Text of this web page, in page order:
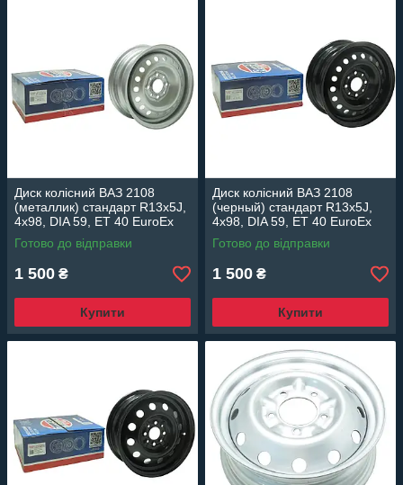
Диск колісний ВАЗ 2108
(металлик) стандарт R13x5J,
4x98, DIA 59, ET 40 EuroEx
Венгрия
Готово до відправки
1 500 ₴
Купити
Диск колісний ВАЗ 2108
(черный) стандарт R13x5J,
4x98, DIA 59, ET 40 EuroEx
Венгрия
Готово до відправки
1 500 ₴
Купити